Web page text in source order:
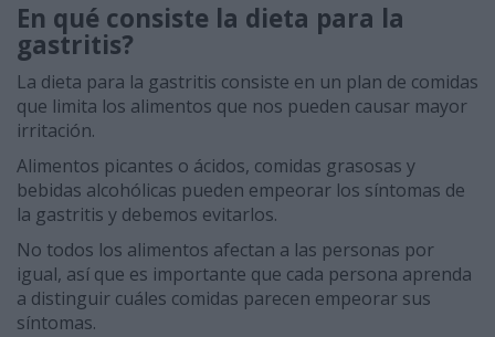
En qué consiste la dieta para la
gastritis?
La dieta para la gastritis consiste en un plan de comidas
que limita los alimentos que nos pueden causar mayor
irritación.
Alimentos picantes o ácidos, comidas grasosas y
bebidas alcohólicas pueden empeorar los síntomas de
la gastritis y debemos evitarlos.
No todos los alimentos afectan a las personas por
igual, así que es importante que cada persona aprenda
a distinguir cuáles comidas parecen empeorar sus
síntomas.